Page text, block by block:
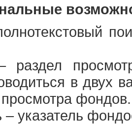
раздел
в двух
фондов.
– указатель